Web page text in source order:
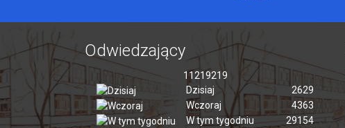
Odwiedzający
11219219
Dzisiaj
2629
Wczoraj
4363
W tym tygodniu
29154